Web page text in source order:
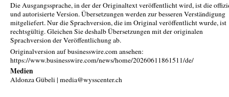
Die Ausgangssprache, in der der Originaltext veröffentlicht wird, ist die
und autorisierte Version. Übersetzungen werden zur besseren Verständigung
mitgeliefert. Nur die Sprachversion, die im Original veröffentlicht wurde, ist
rechtsgültig. Gleichen Sie deshalb Übersetzungen mit der originalen
Sprachversion der Veröffentlichung ab.
Originalversion auf businesswire.com ansehen:
https://www.businesswire.com/news/home/20260611861511/de/
Medien
Aldonza Gübeli | media@wysscenter.ch